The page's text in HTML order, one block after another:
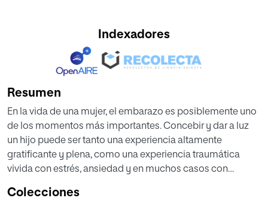
Indexadores
Resumen
En la vida de una mujer, el embarazo es posiblemente uno
de los momentos más importantes. Concebir y dar a luz
un hijo puede ser tanto una experiencia altamente
gratificante y plena, como una experiencia traumática
vivida con estrés, ansiedad y en muchos casos con
de la madre y para el buen desarrollo del bebé. Se sabe de
Colecciones